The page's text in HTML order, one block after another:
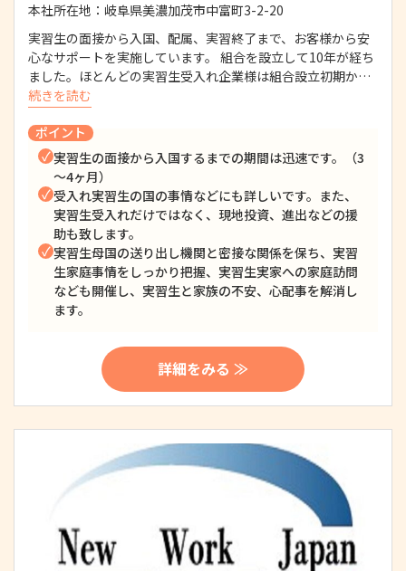
本社所在地： 岐阜県美濃加茂市中富町3-2-20
実習生の面接から入国、配属、実習終了まで、お客様から安
心なサポートを実施しています。 組合を設立して10年が経ち
ました。ほとんどの実習生受入れ企業様は組合設立初期か…
続きを読む
ポイント
実習生の面接から入国するまでの期間は迅速です。（3
～4ヶ月）
受入れ実習生の国の事情などにも詳しいです。また、
実習生受入れだけではなく、現地投資、進出などの援
助も致します。
実習生母国の送り出し機関と密接な関係を保ち、実習
生家庭事情をしっかり把握、実習生実家への家庭訪問
なども開催し、実習生と家族の不安、心配事を解消し
ます。
詳細をみる ≫